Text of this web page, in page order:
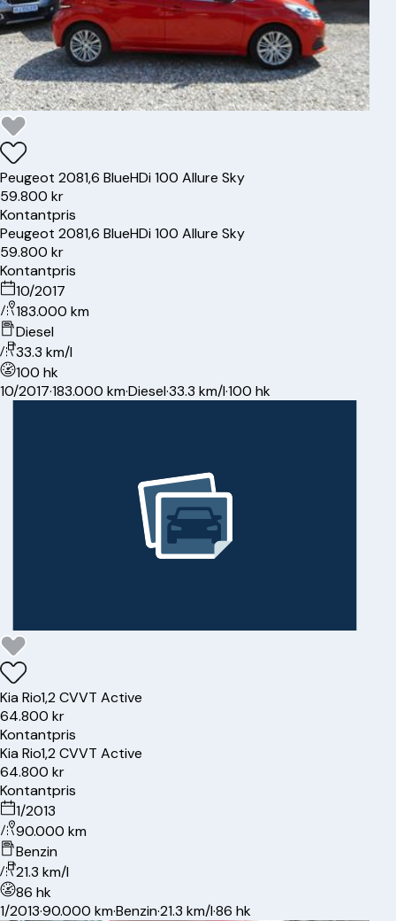
Peugeot 2081,6 BlueHDi 100 Allure Sky
59.800 kr
Kontantpris
Peugeot 2081,6 BlueHDi 100 Allure Sky
59.800 kr
Kontantpris
10/2017
183.000 km
Diesel
33.3 km/l
100 hk
10/2017·183.000 km·Diesel·33.3 km/l·100 hk
KiaRio1,2 CVVT Active
64.800 kr
Kontantpris
KiaRio1,2 CVVT Active
64.800 kr
Kontantpris
1/2013
90.000 km
Benzin
21.3 km/l
86 hk
1/2013·90.000 km·Benzin·21.3 km/l·86 hk